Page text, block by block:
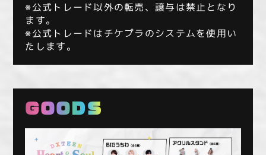
※公式トレード以外の転売、譲与は禁止となり
ます。
※公式トレードはチケプラのシステムを使用い
たします。
GOODS